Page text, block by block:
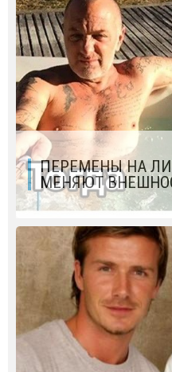
ПЕРЕМЕНЫ НА
МЕНЯЮТ